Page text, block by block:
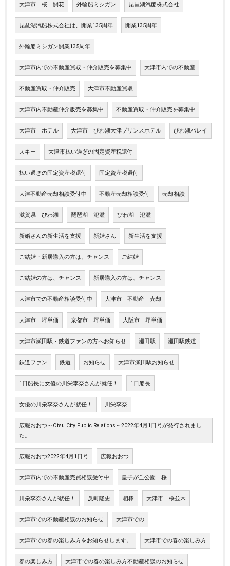
大津市 桜 開花 外輪船ミシガン 琵琶湖汽船株式会社
琵琶湖汽船株式会社は、開業135周年 開業135周年
外輪船ミシガン開業135周年
大津市内での不動産買取・仲介販売を募集中 大津市内での不動産
不動産買取・仲介販売 大津市不動産買取
大津市内不動産仲介販売を募集中 不動産買取・仲介販売を募集中
大津市 ホテル 大津市 びわ湖大津プリンスホテル びわ湖バレイ
スキー 大津市払い過ぎの固定資産税還付
払い過ぎの固定資産税還付 固定資産税還付
大津不動産売却相談受付中 不動産売却相談受付 売却相談
滋賀県 びわ湖 琵琶湖 氾濫 びわ湖 氾濫
新婚さんの新生活を支援 新婚さん 新生活を支援
ご結婚・新居購入の方は、チャンス ご結婚
ご結婚の方は、チャンス 新居購入の方は、チャンス
大津市での不動産相談受付中 大津市 不動産 売却
大津市 坪単価 京都市 坪単価 大阪市 坪単価
大津市瀬田駅・鉄道ファンの方へお知らせ 瀬田駅 瀬田駅鉄道
鉄道ファン 鉄道 お知らせ 大津市瀬田駅お知らせ
1日船長に女優の川栄李奈さんが就任！ 1日船長
女優の川栄李奈さんが就任！ 川栄李奈
広報おおつ～Otsu City Public Relations～2022年4月1日号が発行されまし
た。
広報おおつ2022年4月1日号 広報おおつ
大津市内での不動産売買相談受付中 皇子が丘公園 桜
川栄李奈さんが就任！ 反町隆史 相棒 大津市 桜並木
大津市での不動産相談のお知らせ 大津市での
大津市での春の楽しみ方をお知らせします。 大津市での春の楽しみ方
春の楽しみ方 大津市での春の楽しみ方不動産相談のお知らせ